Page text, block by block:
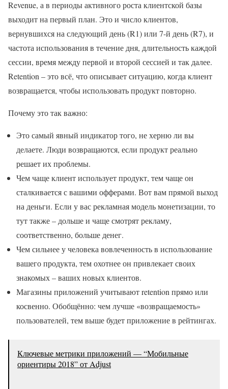
Revenue, а в периоды активного роста клиентской базы
выходит на первый план. Это и число клиентов,
вернувшихся на следующий день (R1) или 7-й день (R7), и
частота использования в течение дня, длительность каждой
сессии, время между первой и второй сессией и так далее.
Retention – это всё, что описывает ситуацию, когда клиент
возвращается, чтобы использовать продукт повторно.
Почему это так важно:
Это самый явный индикатор того, не херню ли вы
делаете. Люди возвращаются, если продукт реально
решает их проблемы.
Чем чаще клиент использует продукт, тем чаще он
сталкивается с вашими офферами. Вот вам прямой выход
на деньги. Если у вас рекламная модель монетизации, то
тут также – дольше и чаще смотрят рекламу,
соответственно, больше денег.
Чем сильнее у человека вовлеченность в использование
вашего продукта, тем охотнее он привлекает своих
знакомых – ваших новых клиентов.
Магазины приложений учитывают retention прямо или
косвенно. Обобщённо: чем лучше «возвращаемость»
пользователей, тем выше будет приложение в рейтингах.
Ключевые метрики приложений — “Мобильные
ориентиры 2018” от Adjust